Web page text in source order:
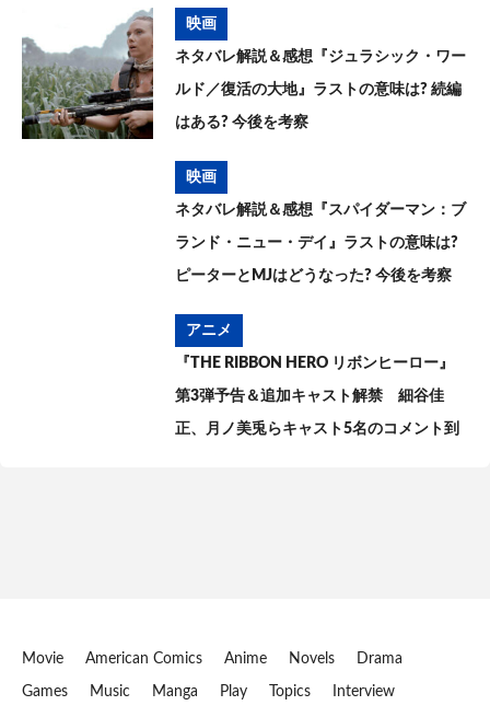
映画
ネタバレ解説＆感想『ジュラシック・ワー
ルド／復活の大地』ラストの意味は? 続編
はある? 今後を考察
映画
ネタバレ解説＆感想『スパイダーマン：ブ
ランド・ニュー・デイ』ラストの意味は?
ピーターとMJはどうなった? 今後を考察
アニメ
『THE RIBBON HERO リボンヒーロー』
第3弾予告＆追加キャスト解禁 細谷佳
正、月ノ美兎らキャスト5名のコメント到
Movie American Comics Anime Novels Drama
Games Music Manga Play Topics Interview